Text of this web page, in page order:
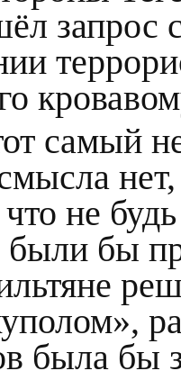
самый
не
бы
была бы